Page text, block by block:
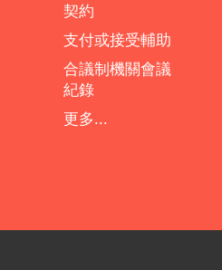
契約
支付或接受輔助
合議制機關會議
紀錄
更多...